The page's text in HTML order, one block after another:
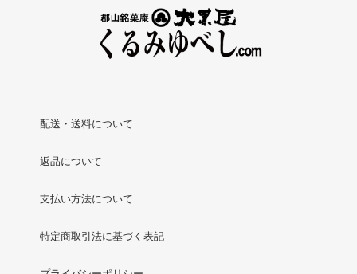
配送・送料について
返品について
支払い方法について
特定商取引法に基づく表記